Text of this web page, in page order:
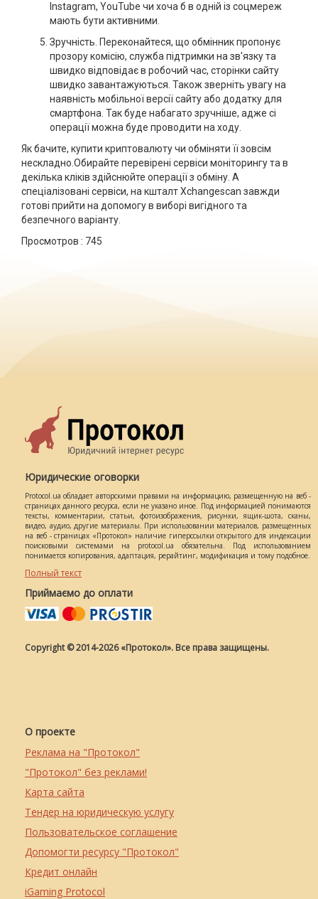
Instagram, YouTube чи хоча б в одній із соцмереж
мають бути активними.
Зручність. Переконайтеся, що обмінник пропонує
прозору комісію, служба підтримки на зв'язку та
швидко відповідає в робочий час, сторінки сайту
швидко завантажуються. Також зверніть увагу на
наявність мобільної версії сайту або додатку для
смартфона. Так буде набагато зручніше, адже сі
операції можна буде проводити на ходу.
Як бачите, купити криптовалюту чи обміняти її зовсім
нескладно.Обирайте перевірені сервіси моніторингу та в
декілька кліків здійснюйте операції з обміну. А
спеціалізовані сервіси, на кшталт Xchangescan завжди
готові прийти на допомогу в виборі вигідного та
безпечного варіанту.
Просмотров : 745
Юридические оговорки
Protocol.ua обладает авторскими правами на информацию, размещенную на веб -
страницах данного ресурса, если не указано иное. Под информацией понимаются
тексты, комментарии, статьи, фотоизображения, рисунки, ящик-шота, сканы,
видео, аудио, другие материалы. При использовании материалов, размещенных
на веб - страницах «Протокол» наличие гиперссылки открытого для индексации
поисковыми системами на protocol.ua обязательна. Под использованием
понимается копирования, адаптация, рерайтинг, модификация и тому подобное.
Полный текст
Приймаємо до оплати
Copyright © 2014-2026 «Протокол». Все права защищены.
О проекте
Реклама на "Протокол"
"Протокол" без реклами!
Карта сайта
Тендер на юридическую услугу
Пользовательское соглашение
Допомогти ресурсу "Протокол"
Кредит онлайн
iGaming Protocol